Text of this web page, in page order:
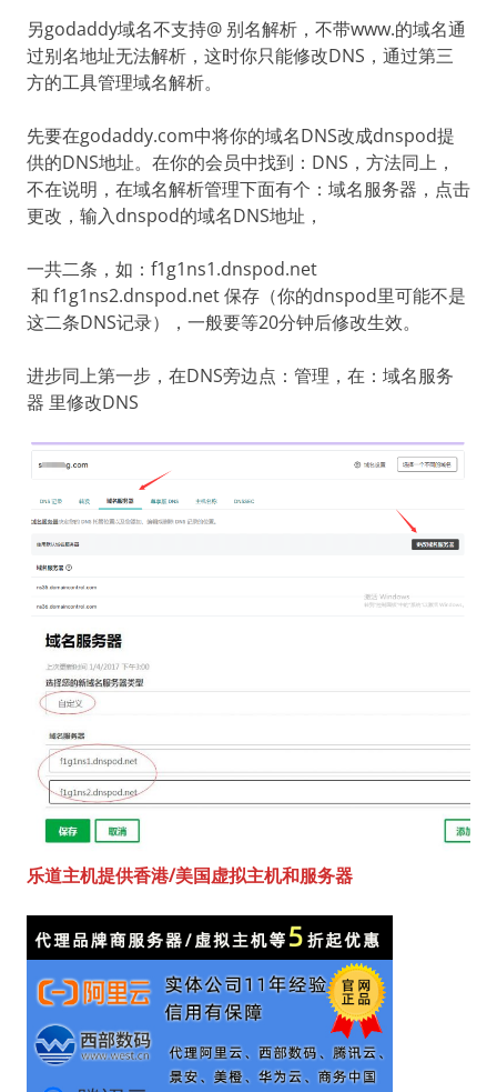
另godaddy域名不支持@ 别名解析，不带www.的域名通
过别名地址无法解析，这时你只能修改DNS，通过第三
方的工具管理域名解析。
先要在godaddy.com中将你的域名DNS改成dnspod提
供的DNS地址。在你的会员中找到：DNS，方法同上，
不在说明，在域名解析管理下面有个：域名服务器，点击
更改，输入dnspod的域名DNS地址，
一共二条，如：f1g1ns1.dnspod.net
和 f1g1ns2.dnspod.net 保存（你的dnspod里可能不是
这二条DNS记录），一般要等20分钟后修改生效。
进步同上第一步，在DNS旁边点：管理，在：域名服务
器 里修改DNS
乐道主机提供香港/美国虚拟主机和服务器